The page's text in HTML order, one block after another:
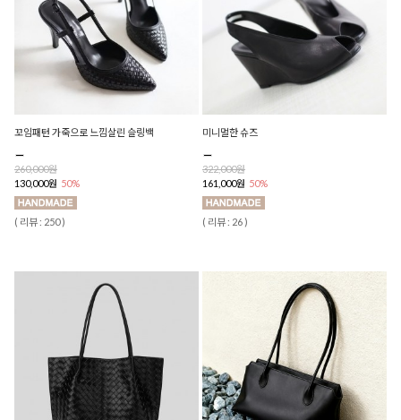
꼬임패턴 가죽으로 느낌살린 슬링백
260,000원
130,000원 50%
( 리뷰 : 250 )
미니멀한 슈즈
322,000원
161,000원 50%
( 리뷰 : 26 )